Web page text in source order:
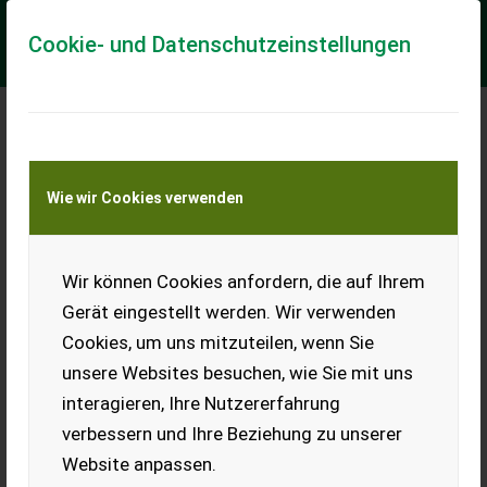
Cookie- und Datenschutzeinstellungen
Wie wir Cookies verwenden
Wir können Cookies anfordern, die auf Ihrem
Gerät eingestellt werden. Wir verwenden
Cookies, um uns mitzuteilen, wenn Sie
unsere Websites besuchen, wie Sie mit uns
interagieren, Ihre Nutzererfahrung
verbessern und Ihre Beziehung zu unserer
Website anpassen.
Meine Transportkostenanfrage
Transport von Land- und Baumaschinen –
KEINE Tiertransporte
Sonstige Walterscheid W2500 mit
Reibscheibenkupplung
- Reibscheiben neu - Vielzahn- Zapfwellenstummelprofil 1
EUR 550 inkl. 13% MwSt./Verm.